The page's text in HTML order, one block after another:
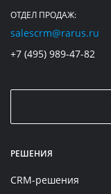
ОТДЕЛ ПРОДАЖ:
salescrm@rarus.ru
+7 (495) 989-47-82
РЕШЕНИЯ
CRM-решения